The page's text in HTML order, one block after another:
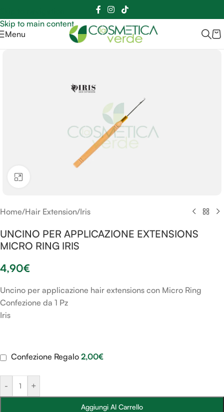
Skip to main content
Sei hai domande contattaci 📲3341056025 - 3886572748
Menu
Home/Hair Extension/Iris
UNCINO PER APPLICAZIONE EXTENSIONS
MICRO RING IRIS
4,90€
Uncino per applicazione hair extensions con Micro Ring
Confezione da 1 Pz
Iris
- +
Aggiungi Al Carrello
Confezione Regalo 2,00€